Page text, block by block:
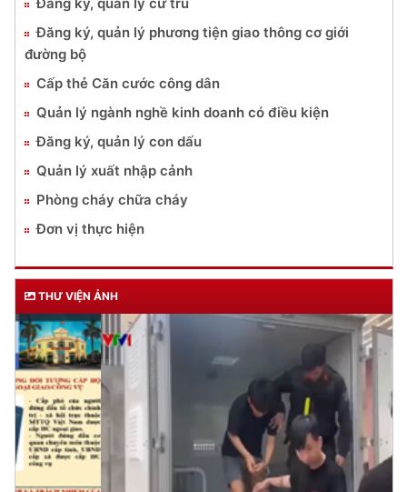
Đăng ký, quản lý phương tiện giao thông cơ giới
đường bộ
Cấp thẻ Căn cước công dân
Quản lý ngành nghề kinh doanh có điều kiện
Đăng ký, quản lý con dấu
Quản lý xuất nhập cảnh
Phòng cháy chữa cháy
Đơn vị thực hiện
THƯ VIỆN ẢNH